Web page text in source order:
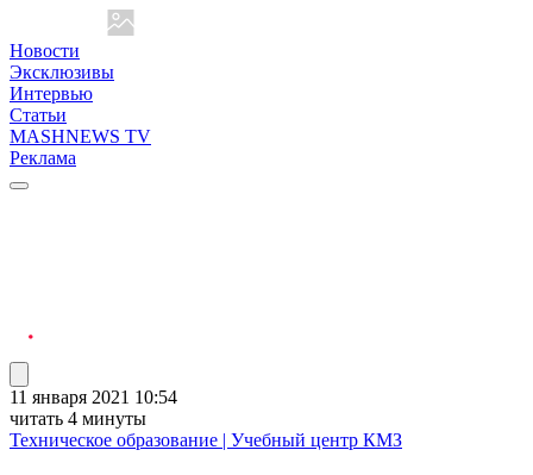
Новости
Эксклюзивы
Интервью
Статьи
MASHNEWS TV
Реклама
11 января 2021 10:54
читать 4 минуты
Техническое образование | Учебный центр КМЗ